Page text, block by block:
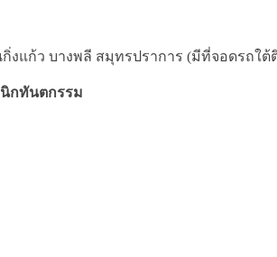
กิ่งแก้ว บางพลี สมุทรปราการ (มีที่จอดรถใต้
กทันตกรรม